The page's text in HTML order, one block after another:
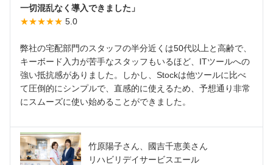
一切混乱なく導入できました」
★★★★★ 5.0
弊社の宅配部門のスタッフの半分近くは50代以上と高齢で、
キーボード入力が苦手なスタッフもいるほど、ITツールへの
強い抵抗感がありました。しかし、Stockは他ツールに比べ
て圧倒的にシンプルで、直感的に使えるため、予想通り非常
にスムーズに使い始めることができました。
竹原陽子さん、國吉千恵美さん
リハビリデイサービスエール